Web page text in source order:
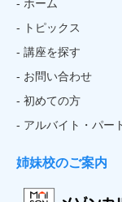
- ホーム
- トピックス
- 講座を探す
- お問い合わせ
- 初めての方
- アルバイト・パー
姉妹校のご案内